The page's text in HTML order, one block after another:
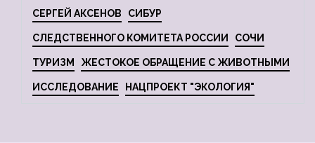
СЕРГЕЙ АКСЕНОВ СИБУР
СЛЕДСТВЕННОГО КОМИТЕТА РОССИИ СОЧИ
ТУРИЗМ ЖЕСТОКОЕ ОБРАЩЕНИЕ С ЖИВОТНЫМИ
ИССЛЕДОВАНИЕ НАЦПРОЕКТ "ЭКОЛОГИЯ"